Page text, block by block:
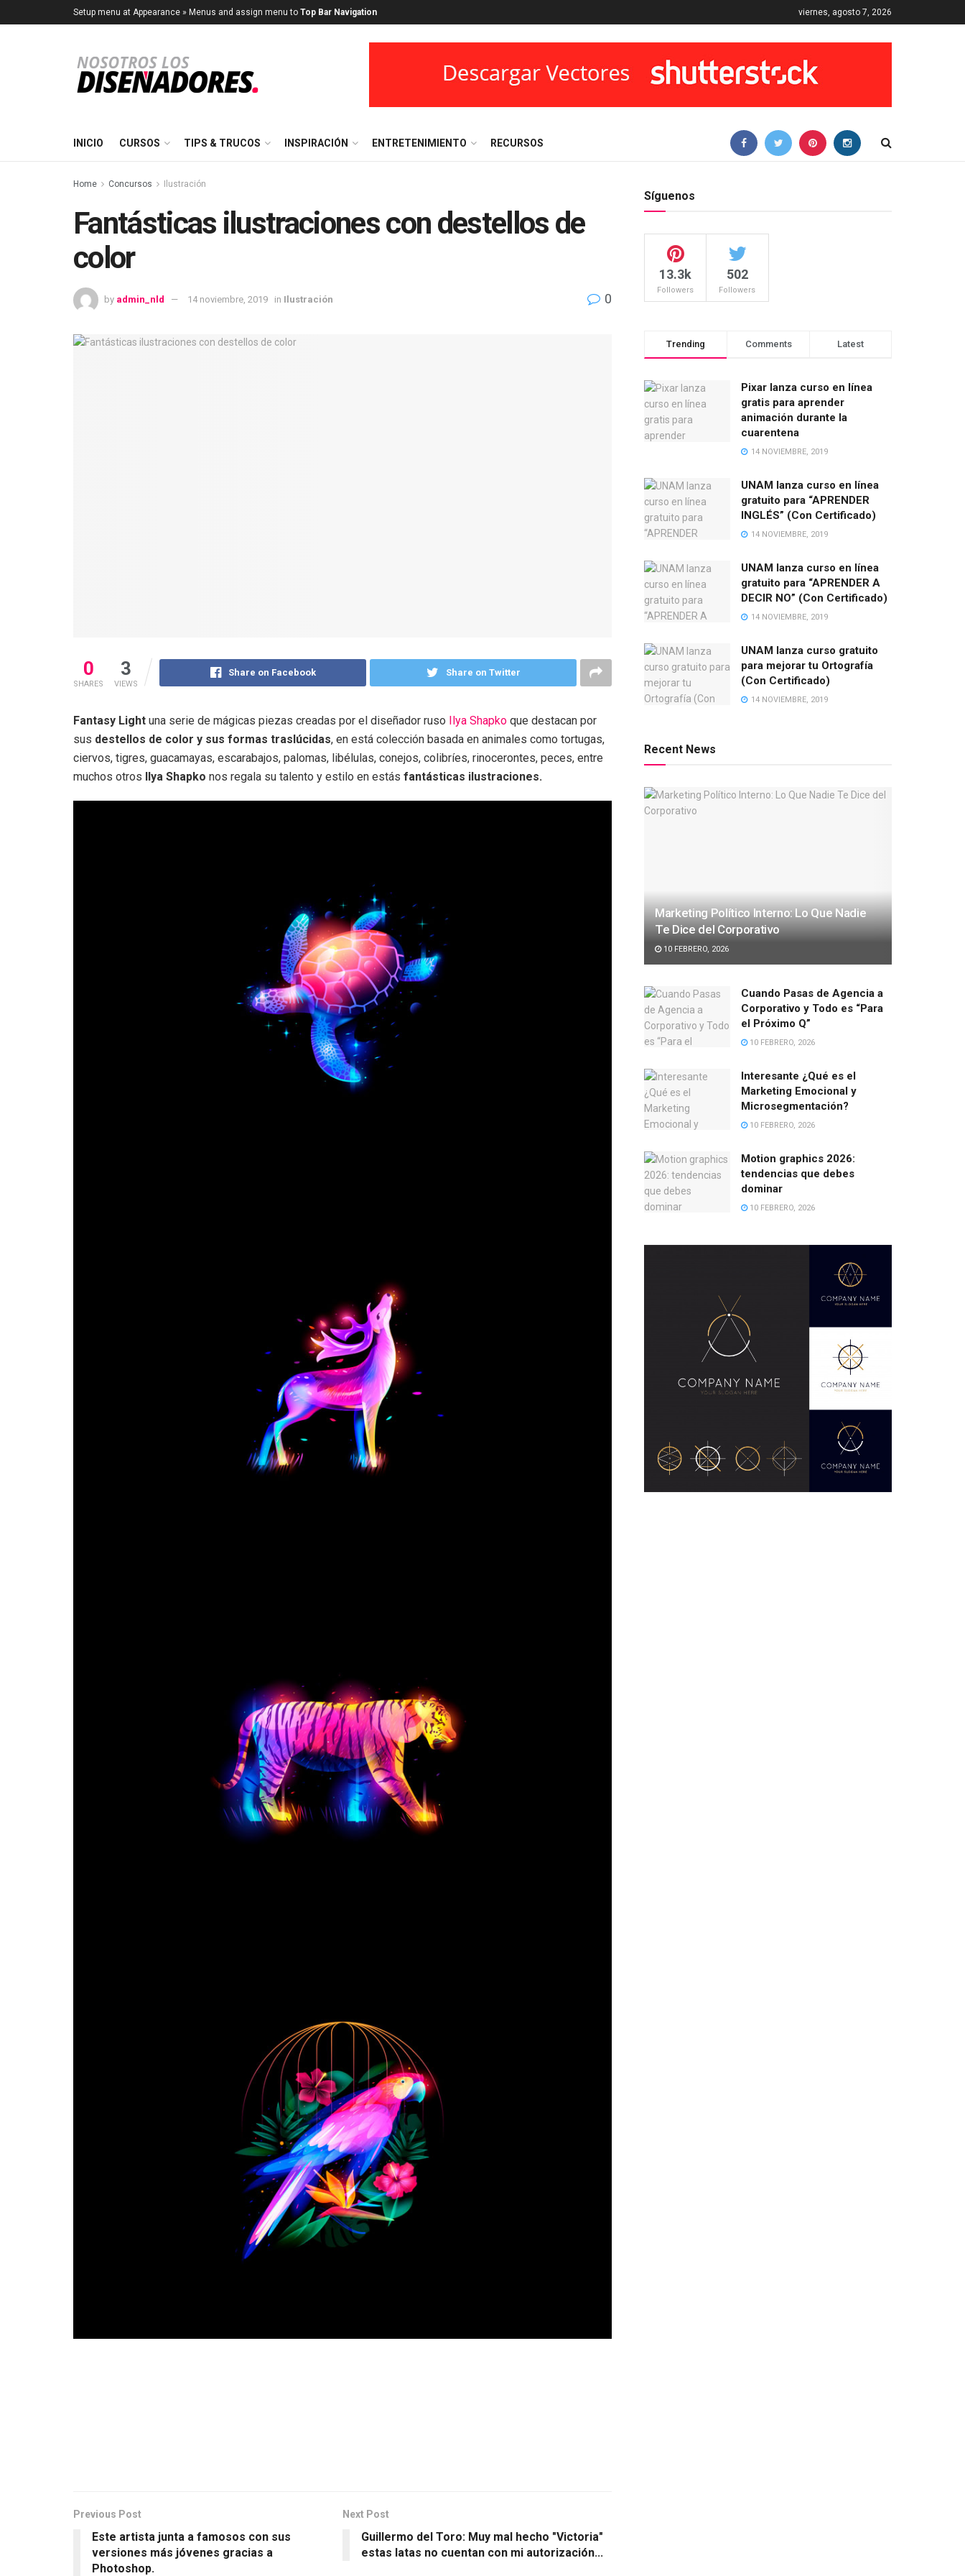
Setup menu at Appearance » Menus and assign menu to Top Bar Navigation viernes, agosto 7, 2026
INICIO CURSOS TIPS & TRUCOS INSPIRACIÓN ENTRETENIMIENTO RECURSOS
Home Concursos Ilustración
Fantásticas ilustraciones con destellos de
color
by admin_nld 14 noviembre, 2019 in Ilustración 0
0
SHARES
3
VIEWS
Share on Facebook Share on Twitter
Fantasy Light una serie de mágicas piezas creadas por el diseñador ruso Ilya Shapko que destacan por
sus destellos de color y sus formas traslúcidas, en está colección basada en animales como tortugas,
ciervos, tigres, guacamayas, escarabajos, palomas, libélulas, conejos, colibríes, rinocerontes, peces, entre
muchos otros Ilya Shapko nos regala su talento y estilo en estás fantásticas ilustraciones.
Previous Post
Este artista junta a famosos con sus
versiones más jóvenes gracias a
Photoshop.
Next Post
Guillermo del Toro: Muy mal hecho "Victoria"
estas latas no cuentan con mi autorización...
Síguenos
13.3k
Followers
502
Followers
Trending Comments Latest
Pixar lanza curso en línea
gratis para aprender
animación durante la
cuarentena
14 NOVIEMBRE, 2019
UNAM lanza curso en línea
gratuito para “APRENDER
INGLÉS” (Con Certificado)
14 NOVIEMBRE, 2019
UNAM lanza curso en línea
gratuito para “APRENDER A
DECIR NO” (Con Certificado)
14 NOVIEMBRE, 2019
UNAM lanza curso gratuito
para mejorar tu Ortografía
(Con Certificado)
14 NOVIEMBRE, 2019
Recent News
Marketing Político Interno: Lo Que Nadie
Te Dice del Corporativo
10 FEBRERO, 2026
Cuando Pasas de Agencia a
Corporativo y Todo es “Para
el Próximo Q”
10 FEBRERO, 2026
Interesante ¿Qué es el
Marketing Emocional y
Microsegmentación?
10 FEBRERO, 2026
Motion graphics 2026:
tendencias que debes
dominar
10 FEBRERO, 2026